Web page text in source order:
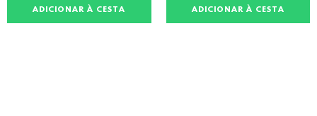
ADICIONAR À CESTA ADICIONAR À CESTA